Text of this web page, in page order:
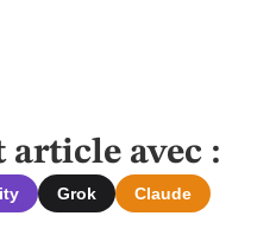
article avec :
Grok Claude